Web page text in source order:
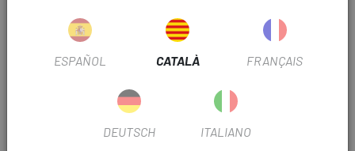
TALLA CASCO: Unica
DX397100440
Sense Stock
ESPAÑOL CATALÀ FRANÇAIS
DEUTSCH ITALIANO